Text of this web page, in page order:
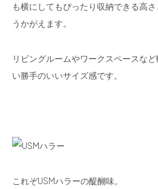
も横にしてもぴったり収納できる高
うかがえます。
リビングルームやワークスペースな
い勝手のいいサイズ感です。
これぞUSMハラーの醍醐味。